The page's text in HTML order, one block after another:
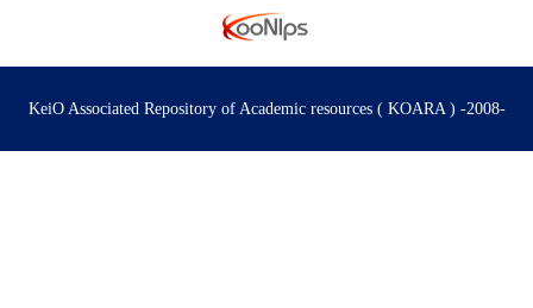
KeiO Associated Repository of Academic resources ( KOARA ) -2008-